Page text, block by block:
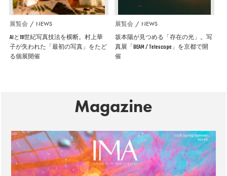
展覧会 NEWS
AIと19世紀写真技法を横断。村上華
子が失われた「最初の写真」をたど
る個展開催
展覧会 NEWS
坂本陽が見つめる「存在の光」。写
真展「BEAM / Telescope」を京都で開
催
Magazine